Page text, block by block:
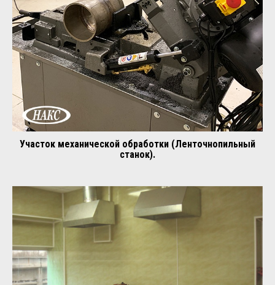
Участок механической обработки (Ленточнопильный
станок).